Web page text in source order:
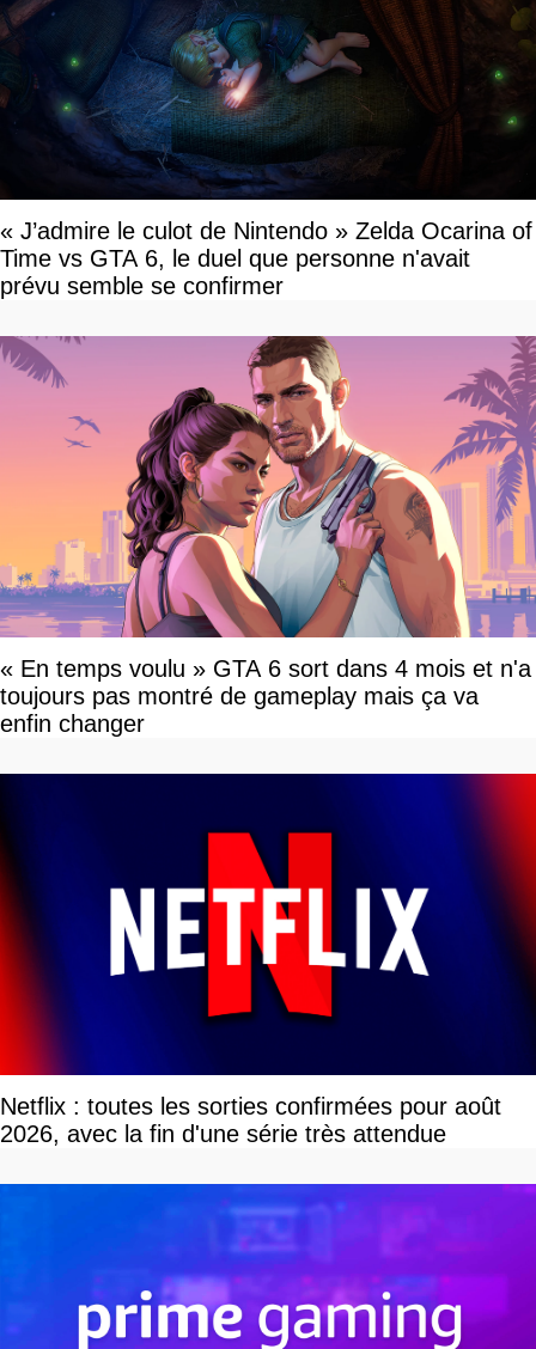
« J’admire le culot de Nintendo » Zelda Ocarina of
Time vs GTA 6, le duel que personne n'avait
prévu semble se confirmer
« En temps voulu » GTA 6 sort dans 4 mois et n'a
toujours pas montré de gameplay mais ça va
enfin changer
Netflix : toutes les sorties confirmées pour août
2026, avec la fin d'une série très attendue